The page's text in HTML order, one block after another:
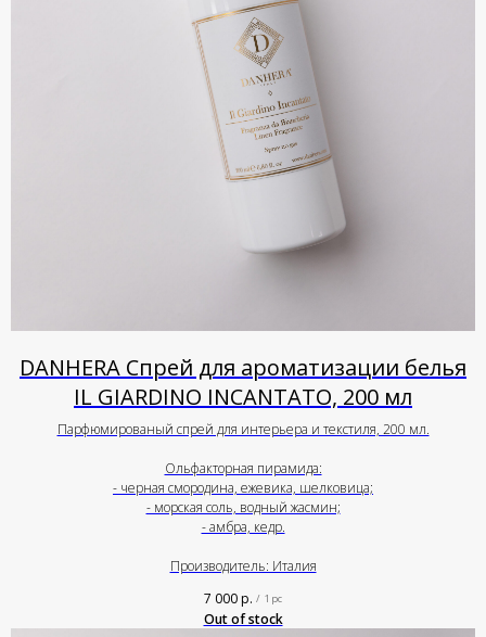
DANHERA Спрей для ароматизации белья
IL GIARDINO INCANTATO, 200 мл
Парфюмированый спрей для интерьера и текстиля, 200 мл.
Ольфакторная пирамида:
- черная смородина, ежевика, шелковица;
- морская соль, водный жасмин;
- амбра, кедр.
Производитель: Италия
7 000р. / 1 pc
Out of stock